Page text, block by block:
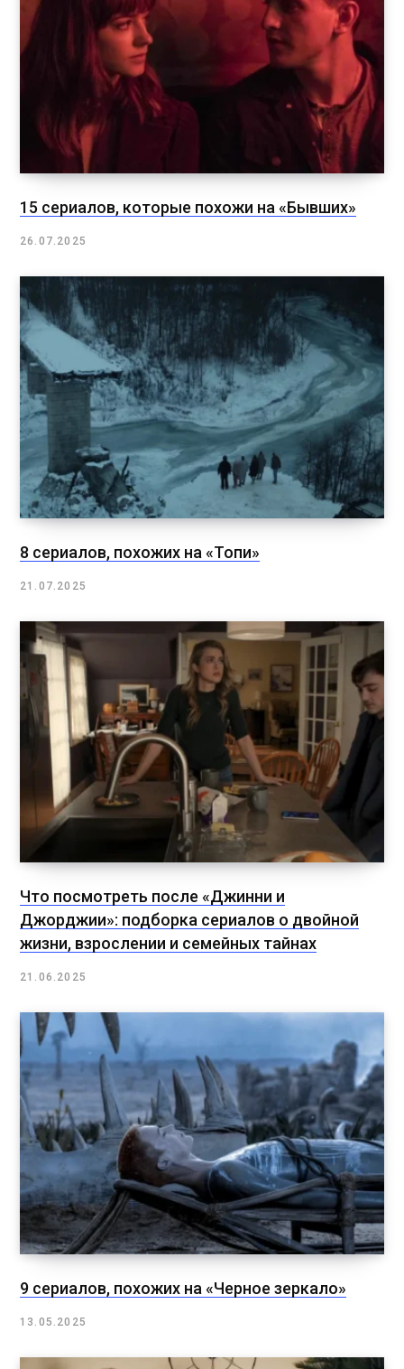
15 сериалов, которые похожи на «Бывших»
26.07.2025
8 сериалов, похожих на «Топи»
21.07.2025
Что посмотреть после «Джинни и
Джорджии»: подборка сериалов о двойной
жизни, взрослении и семейных тайнах
21.06.2025
9 сериалов, похожих на «Черное зеркало»
13.05.2025